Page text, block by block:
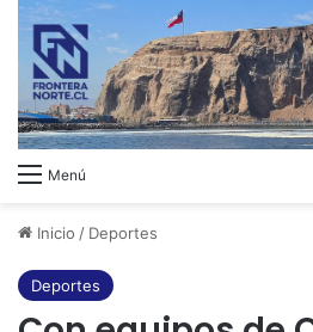
Menú
Inicio / Deportes
Deportes